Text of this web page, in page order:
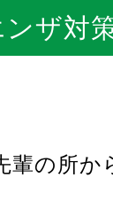
ザ対
輩の所か